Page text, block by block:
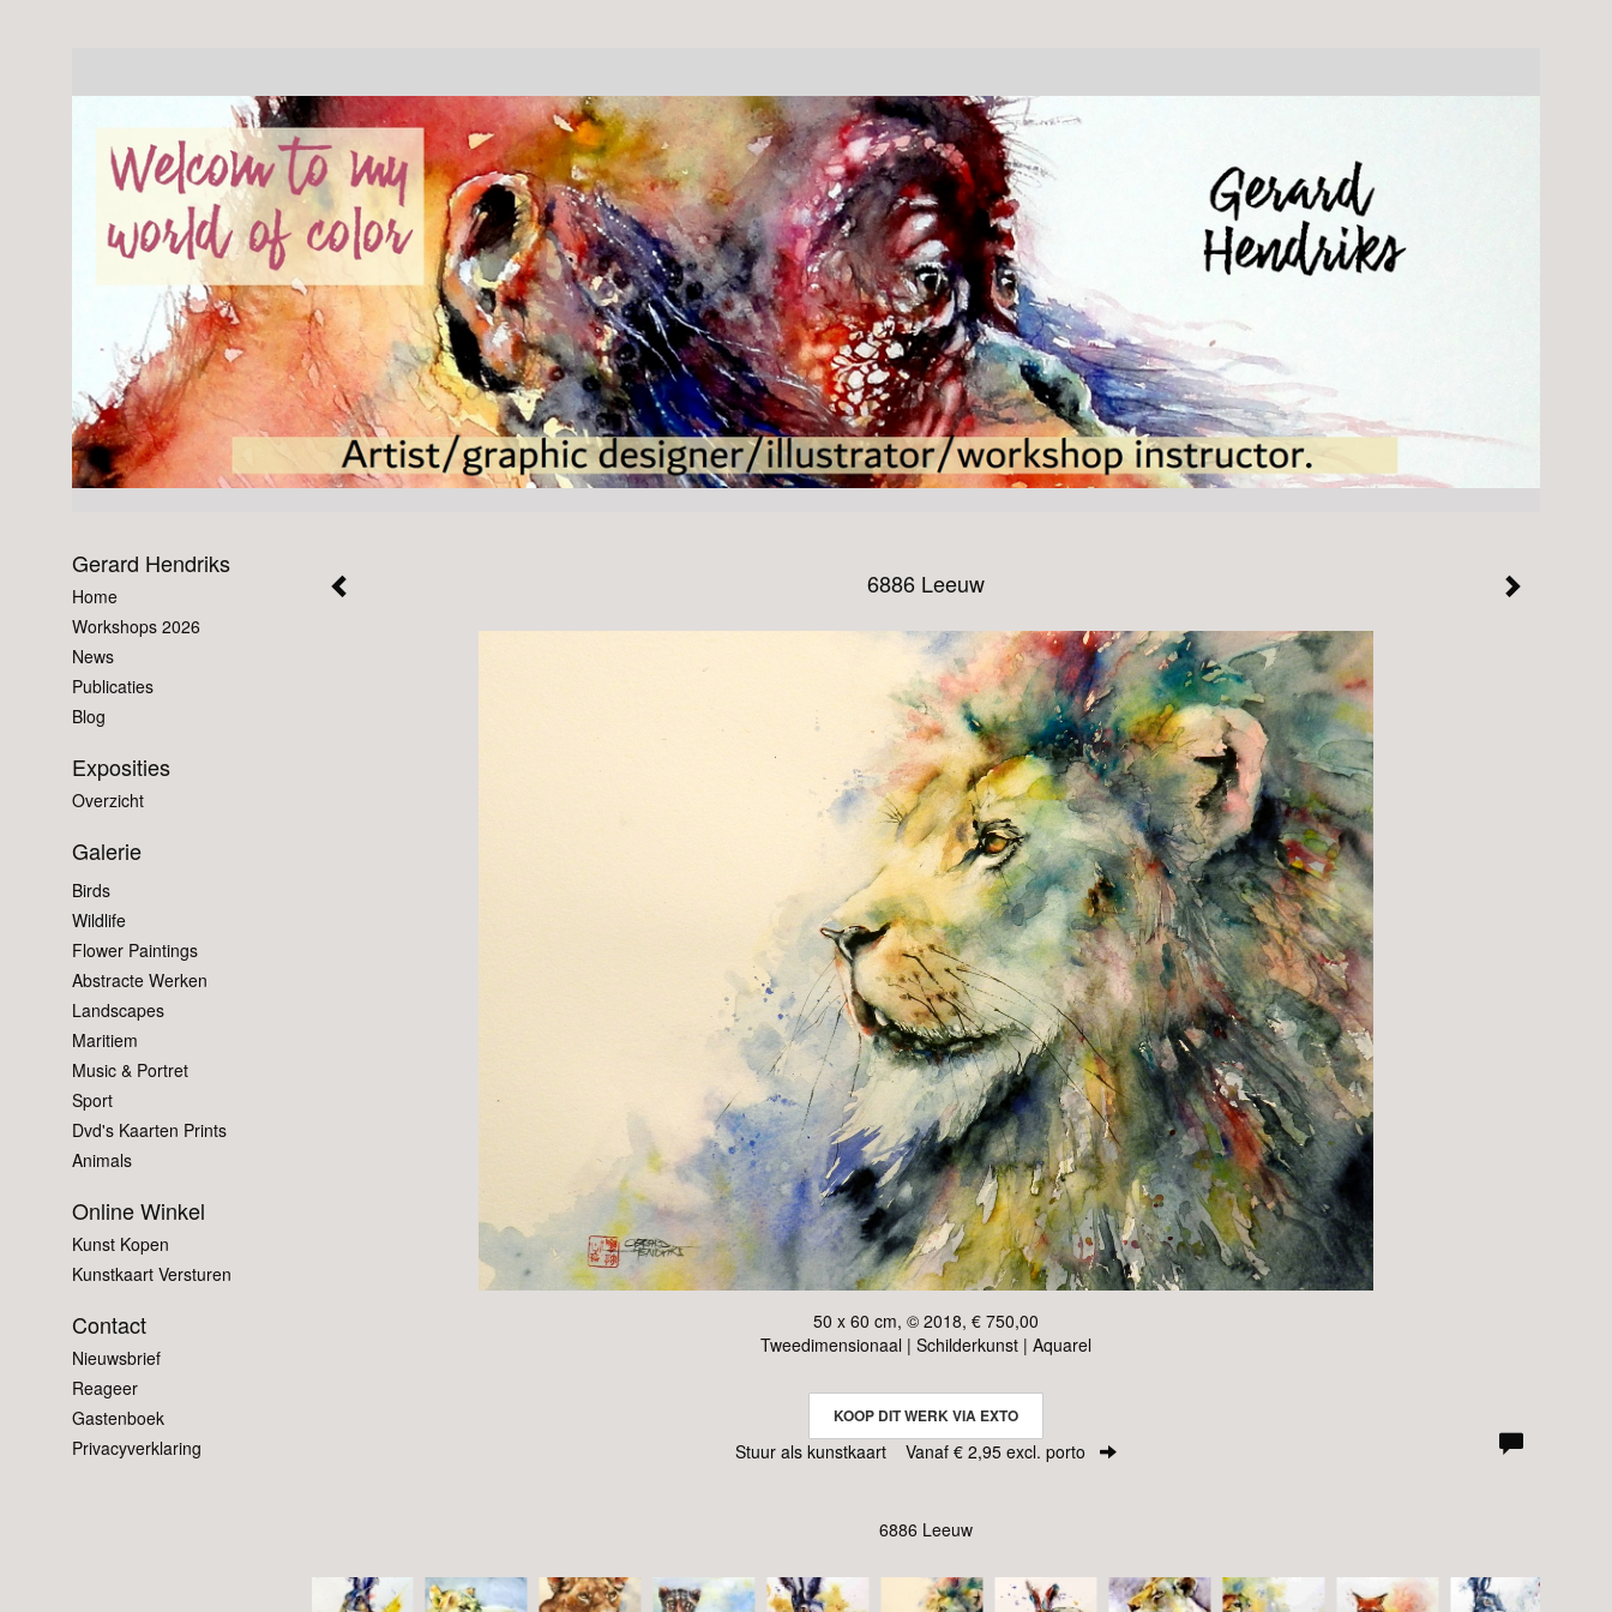
6886 Leeuw
50 x 60 cm, © 2018, € 750,00
Tweedimensionaal | Schilderkunst | Aquarel
KOOP DIT WERK VIA EXTO
Stuur als kunstkaart Vanaf € 2,95 excl. porto
6886 Leeuw
Gerard Hendriks
Home
Workshops 2026
News
Publicaties
Blog
Exposities
Overzicht
Galerie
Birds
Wildlife
Flower Paintings
Abstracte Werken
Landscapes
Maritiem
Music & Portret
Sport
Dvd's Kaarten Prints
Animals
Online Winkel
Kunst Kopen
Kunstkaart Versturen
Contact
Nieuwsbrief
Reageer
Gastenboek
Privacyverklaring